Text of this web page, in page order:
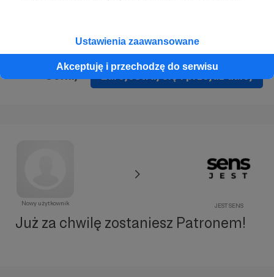
Ustawienia zaawansowane
Akceptuję i przechodzę do serwisu
Zarejestruj się i przejdź dalej
Nowy użytkownik JEST SENS
Już za chwilę zostaniesz Patronem!